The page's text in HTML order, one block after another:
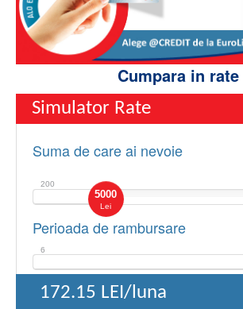
Cumpara in rate
Simulator Rate
Suma de care ai nevoie
5000
Lei
200
Perioada de rambursare
6
172.15 LEI/luna